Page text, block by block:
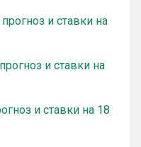
и ставки на
и ставки на
и ставки на 18